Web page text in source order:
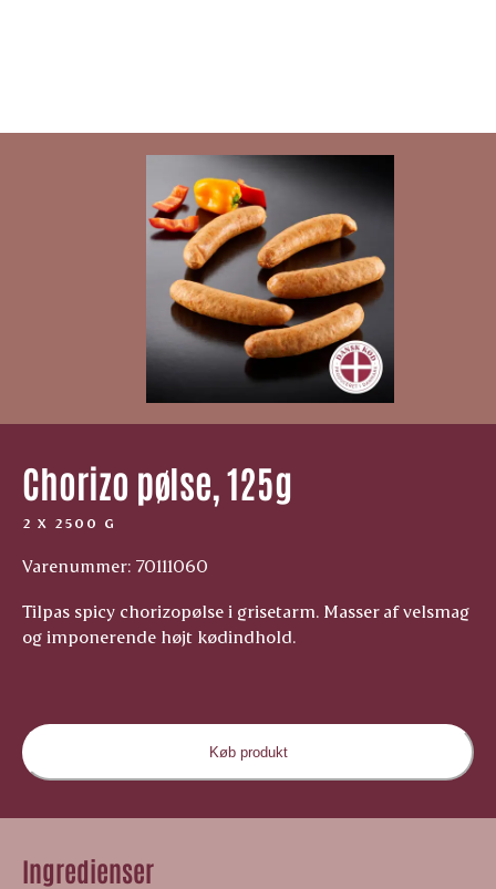
Chorizo pølse, 125g
2 X 2500 G
Varenummer: 70111060
Tilpas spicy chorizopølse i grisetarm. Masser af velsmag
og imponerende højt kødindhold.
Køb produkt
Ingredienser